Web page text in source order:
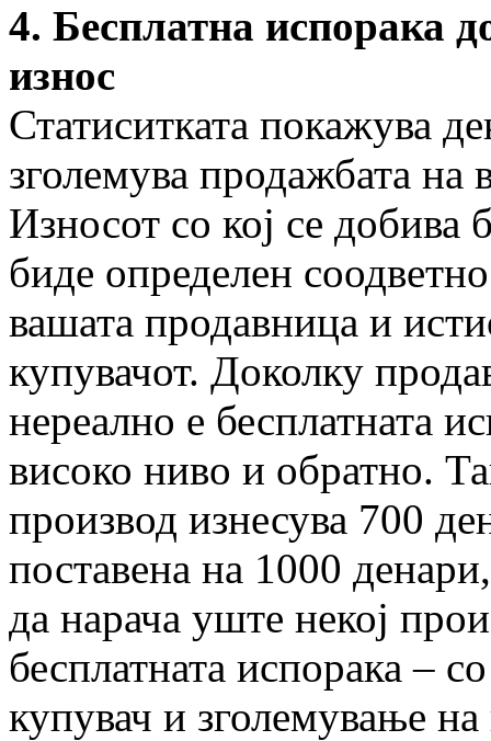
4. Бесплатна испорака
износ
Статиситката покажува
зголемува продажбата на
Износот со кој се добива
биде определен
вашата продавница и
купувачот. Доколку
нереално е бесплатната
високо ниво и обратно.
производ изнесува 700
поставена на 1000
да нарача уште некој
бесплатната испорака –
купувач и зголемување